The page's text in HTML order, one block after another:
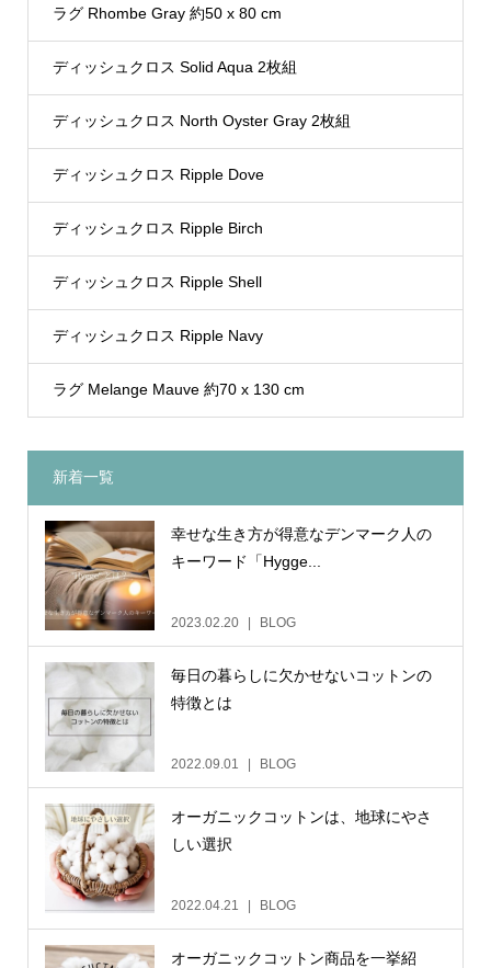
ラグ Rhombe Gray 約50 x 80 cm
ディッシュクロス Solid Aqua 2枚組
ディッシュクロス North Oyster Gray 2枚組
ディッシュクロス Ripple Dove
ディッシュクロス Ripple Birch
ディッシュクロス Ripple Shell
ディッシュクロス Ripple Navy
ラグ Melange Mauve 約70 x 130 cm
新着一覧
幸せな生き方が得意なデンマーク人の
キーワード「Hygge...
2023.02.20 BLOG
毎日の暮らしに欠かせないコットンの
特徴とは
2022.09.01 BLOG
オーガニックコットンは、地球にやさ
しい選択
2022.04.21 BLOG
オーガニックコットン商品を一挙紹